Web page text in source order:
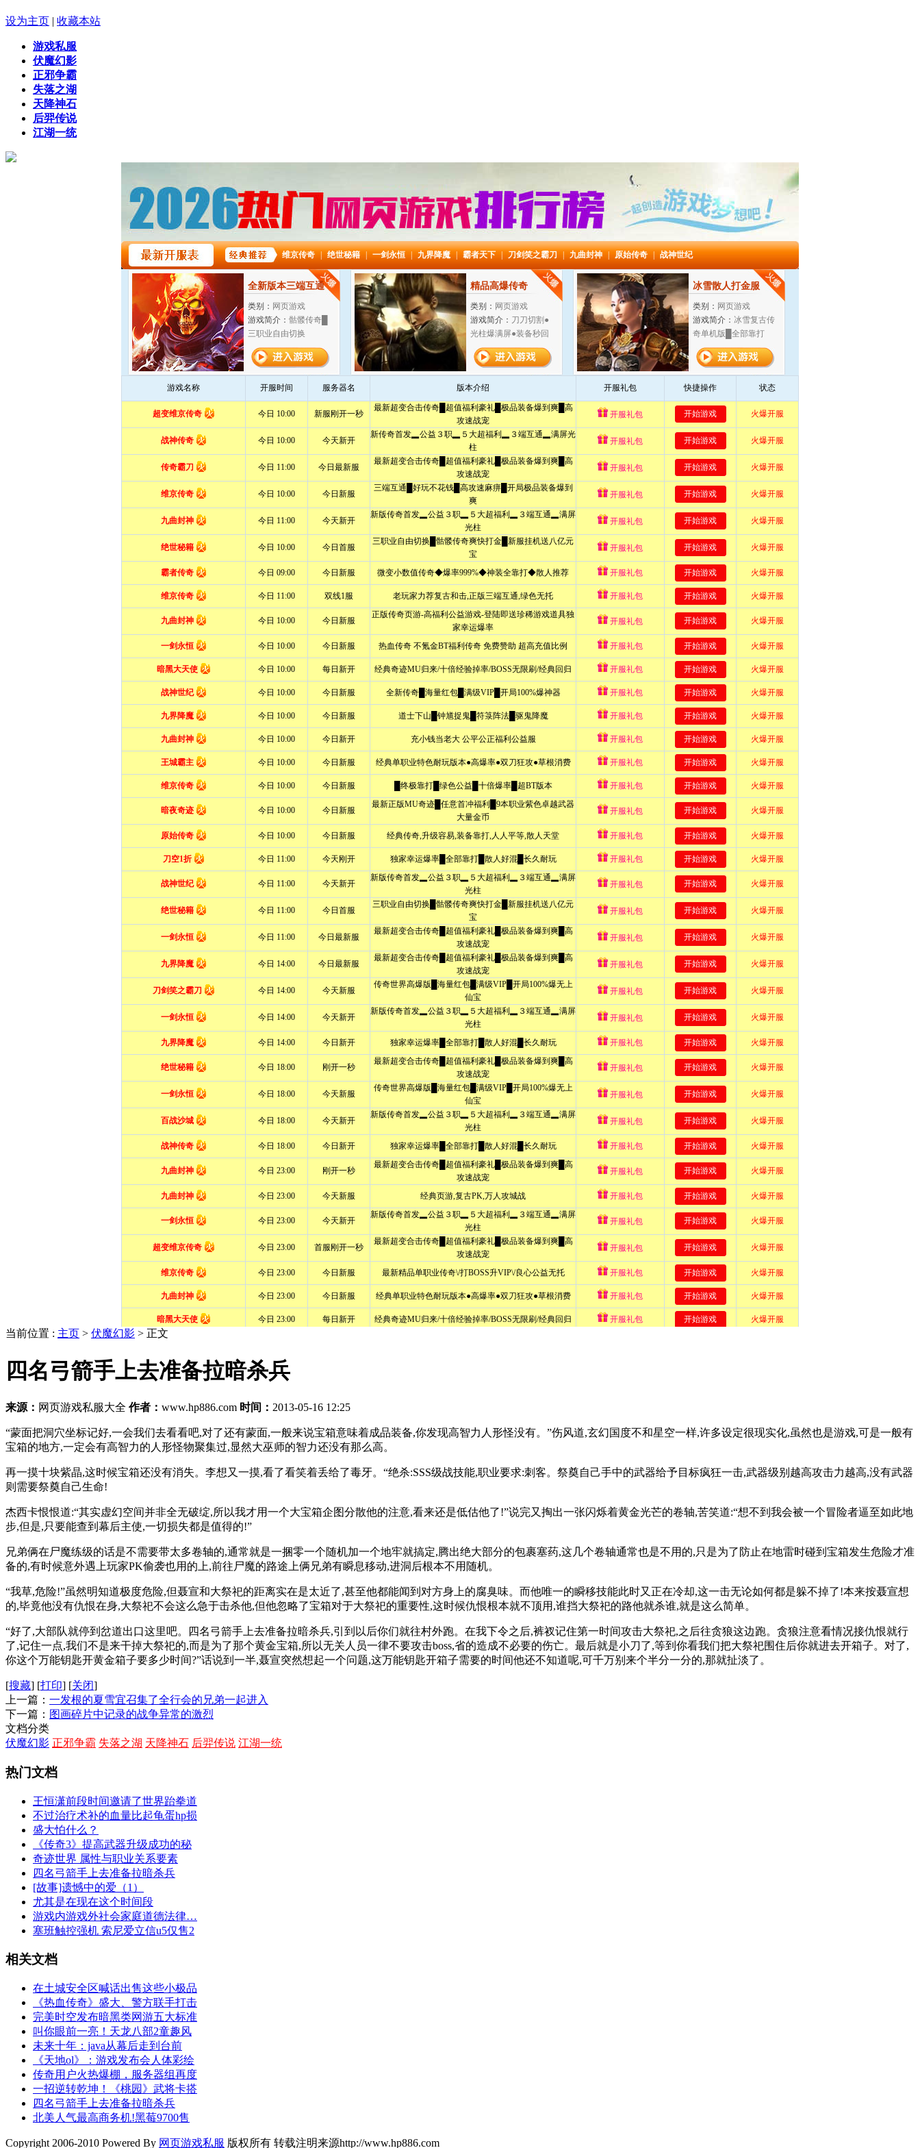
设为主页 | 收藏本站
游戏私服
伏魔幻影
正邪争霸
失落之湖
天降神石
后羿传说
江湖一统
当前位置 : 主页 > 伏魔幻影 > 正文
四名弓箭手上去准备拉暗杀兵
来源： 网页游戏私服大全 作者： www.hp886.com 时间： 2013-05-16 12:25
“蒙面把洞穴坐标记好,一会我们去看看吧,对了还有蒙面,一般来说宝箱意味着成品装备,你发现高智力人形怪没有。”伤风道,玄幻国度不和星空一样,许多设定很现实化,虽然也是游戏,可是一般有
宝箱的地方,一定会有高智力的人形怪物聚集过,显然大巫师的智力还没有那么高。
再一摸十块紫晶,这时候宝箱还没有消失。李想又一摸,看了看笑着丢给了毒牙。“绝杀:SSS级战技能,职业要求:刺客。祭奠自己手中的武器给予目标疯狂一击,武器级别越高攻击力越高,没有武器
则需要祭奠自己生命!
杰西卡恨恨道:“其实虚幻空间并非全无破绽,所以我才用一个大宝箱企图分散他的注意,看来还是低估他了!”说完又掏出一张闪烁着黄金光芒的卷轴,苦笑道:“想不到我会被一个冒险者逼至如此地
步,但是,只要能查到幕后主使,一切损失都是值得的!”
兄弟俩在尸魔练级的话是不需要带太多卷轴的,通常就是一捆零一个随机加一个地牢就搞定,腾出绝大部分的包裹塞药,这几个卷轴通常也是不用的,只是为了防止在地雷时碰到宝箱发生危险才准
备的,有时候意外遇上玩家PK偷袭也用的上,前往尸魔的路途上俩兄弟有瞬息移动,进洞后根本不用随机。
“我草,危险!”虽然明知道极度危险,但聂宣和大祭祀的距离实在是太近了,甚至他都能闻到对方身上的腐臭味。而他唯一的瞬移技能此时又正在冷却,这一击无论如何都是躲不掉了!本来按聂宣想
的,毕竟他没有仇恨在身,大祭祀不会这么急于击杀他,但他忽略了宝箱对于大祭祀的重要性,这时候仇恨根本就不顶用,谁挡大祭祀的路他就杀谁,就是这么简单。
“好了,大部队就停到岔道出口这里吧。四名弓箭手上去准备拉暗杀兵,引到以后你们就往村外跑。在我下令之后,裤衩记住第一时间攻击大祭祀,之后往贪狼这边跑。贪狼注意看情况接仇恨就行
了,记住一点,我们不是来干掉大祭祀的,而是为了那个黄金宝箱,所以无关人员一律不要攻击boss,省的造成不必要的伤亡。最后就是小刀了,等到你看我们把大祭祀围住后你就进去开箱子。对了,
你这个万能钥匙开黄金箱子要多少时间?”话说到一半,聂宣突然想起一个问题,这万能钥匙开箱子需要的时间他还不知道呢,可千万别来个半分一分的,那就扯淡了。
[搜藏] [打印] [关闭]
上一篇： 一发根的夏雪宜召集了全行会的兄弟一起进入
下一篇： 图画碎片中记录的战争异常的激烈
文档分类
伏魔幻影 正邪争霸 失落之湖 天降神石 后羿传说 江湖一统
热门文档
王恒潇前段时间邀请了世界跆拳道
不过治疗术补的血量比起龟蛋hp损
盛大怕什么？
《传奇3》提高武器升级成功的秘
奇迹世界 属性与职业关系要素
四名弓箭手上去准备拉暗杀兵
[故事]遗憾中的爱（1）
尤其是在现在这个时间段
游戏内游戏外社会家庭道德法律…
塞班触控强机 索尼爱立信u5仅售2
相关文档
在土城安全区喊话出售这些小极品
《热血传奇》盛大、警方联手打击
完美时空发布暗黑类网游五大标准
叫你眼前一亮！天龙八部2童趣风
未来十年：java从幕后走到台前
《天地ol》：游戏发布会人体彩绘
传奇用户火热爆棚，服务器组再度
一招逆转乾坤！《桃园》武将卡搭
四名弓箭手上去准备拉暗杀兵
北美人气最高商务机!黑莓9700售
Copyright 2006-2010 Powered By 网页游戏私服 版权所有 转载注明来源http://www.hp886.com